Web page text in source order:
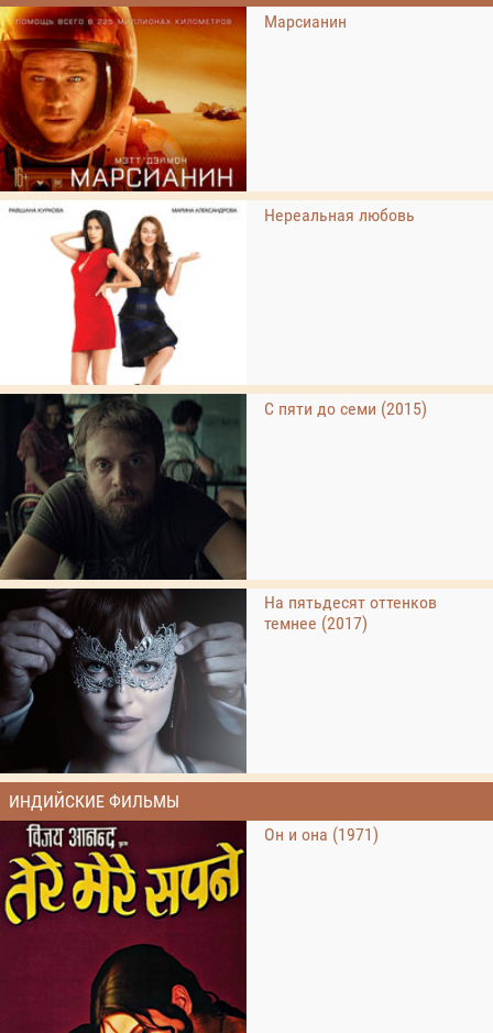
Марсианин
Нереальная любовь
С пяти до семи (2015)
На пятьдесят оттенков
темнее (2017)
ИНДИЙСКИЕ ФИЛЬМЫ
Он и она (1971)